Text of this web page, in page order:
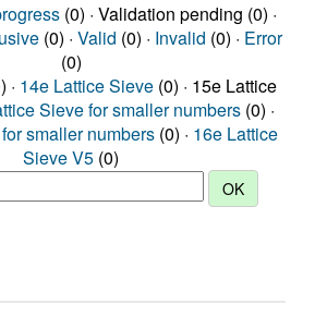
(0) · Validation pending (0) ·
(0) · Valid (0) · Invalid (0) · Error
(0)
· 14e Lattice Sieve (0) · 15e Lattice
Sieve for smaller numbers (0) ·
smaller numbers (0) · 16e Lattice
Sieve V5 (0)